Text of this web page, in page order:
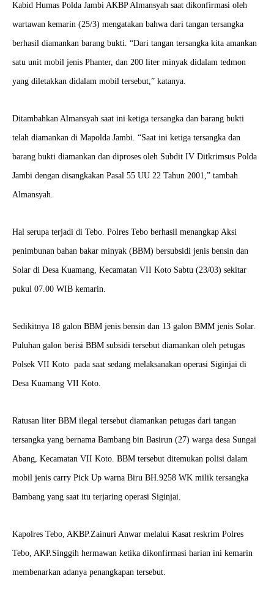
Kabid Humas Polda Jambi AKBP Almansyah saat dikonfirmasi oleh
wartawan kemarin (25/3) mengatakan bahwa dari tangan tersangka
berhasil diamankan barang bukti. “Dari tangan tersangka kita amankan
satu unit mobil jenis Phanter, dan 200 liter minyak didalam tedmon
yang diletakkan didalam mobil tersebut,” katanya.
Ditambahkan Almansyah saat ini ketiga tersangka dan barang bukti
telah diamankan di Mapolda Jambi. “Saat ini ketiga tersangka dan
barang bukti diamankan dan diproses oleh Subdit IV Ditkrimsus Polda
Jambi dengan disangkakan Pasal 55 UU 22 Tahun 2001,” tambah
Almansyah.
Hal serupa terjadi di Tebo. Polres Tebo berhasil menangkap Aksi
penimbunan bahan bakar minyak (BBM) bersubsidi jenis bensin dan
Solar di Desa Kuamang, Kecamatan VII Koto Sabtu (23/03) sekitar
pukul 07.00 WIB kemarin.
Sedikitnya 18 galon BBM jenis bensin dan 13 galon BMM jenis Solar.
Puluhan galon berisi BBM subsidi tersebut diamankan oleh petugas
Polsek VII Koto pada saat sedang melaksanakan operasi Siginjai di
Desa Kuamang VII Koto.
Ratusan liter BBM ilegal tersebut diamankan petugas dari tangan
tersangka yang bernama Bambang bin Basirun (27) warga desa Sungai
Abang, Kecamatan VII Koto. BBM tersebut ditemukan polisi dalam
mobil jenis carry Pick Up warna Biru BH.9258 WK milik tersangka
Bambang yang saat itu terjaring operasi Siginjai.
Kapolres Tebo, AKBP.Zainuri Anwar melalui Kasat reskrim Polres
Tebo, AKP.Singgih hermawan ketika dikonfirmasi harian ini kemarin
membenarkan adanya penangkapan tersebut.